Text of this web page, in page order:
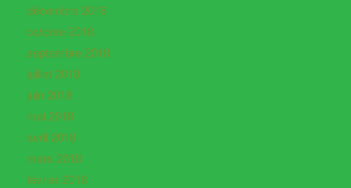
décembre 2018
octobre 2018
septembre 2018
juillet 2018
juin 2018
mai 2018
avril 2018
mars 2018
février 2018